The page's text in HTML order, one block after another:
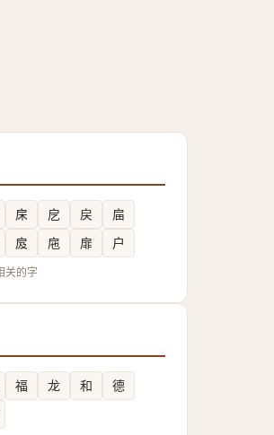
㦿 戹 戻
㧂
㧀 㦾 扉 户
关的字
福 龙 和
德